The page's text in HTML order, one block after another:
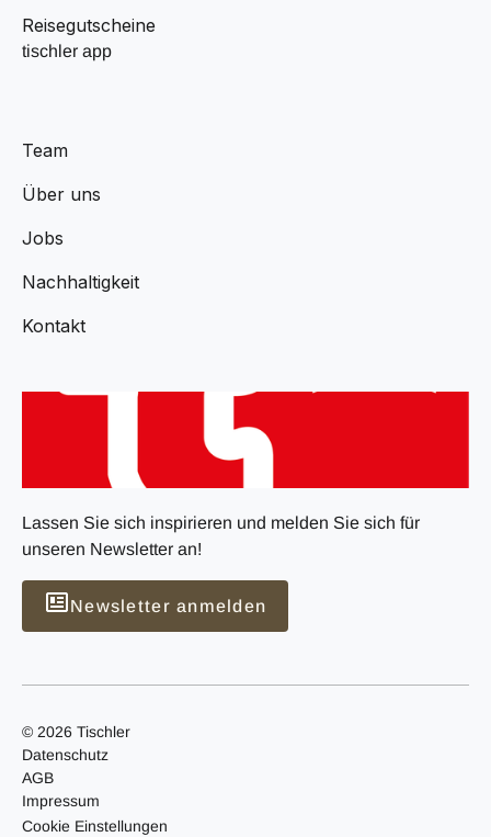
Reisegutscheine
tischler app
Team
Über uns
Jobs
Nachhaltigkeit
Kontakt
Lassen Sie sich inspirieren und melden Sie sich für
unseren Newsletter an!
Newsletter anmelden
© 2026 Tischler
Datenschutz
AGB
Impressum
Cookie Einstellungen